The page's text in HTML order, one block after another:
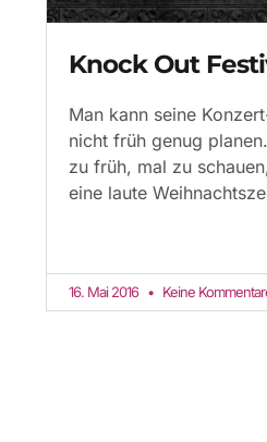
Knock Out
Man kann seine
nicht früh genug
zu früh, mal zu
eine laute
16. Mai 2016 Keine